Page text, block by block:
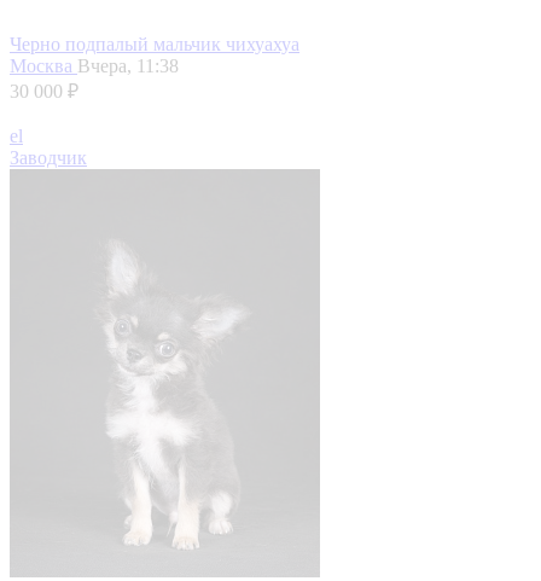
Черно подпалый мальчик чихуахуа
Москва Вчера, 11:38
30 000 ₽
el
Заводчик